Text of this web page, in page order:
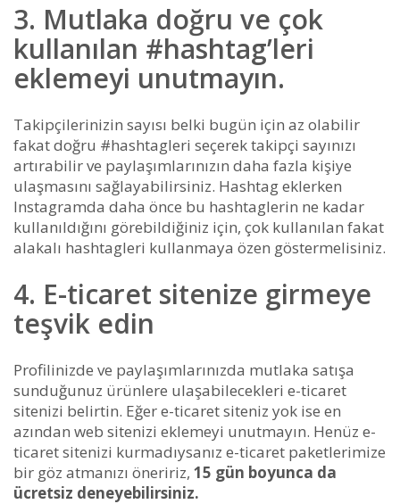
3. Mutlaka doğru ve çok
kullanılan #hashtag’leri
eklemeyi unutmayın.
Takipçilerinizin sayısı belki bugün için az olabilir
fakat doğru #hashtagleri seçerek takipçi sayınızı
artırabilir ve paylaşımlarınızın daha fazla kişiye
ulaşmasını sağlayabilirsiniz. Hashtag eklerken
Instagramda daha önce bu hashtaglerin ne kadar
kullanıldığını görebildiğiniz için, çok kullanılan fakat
alakalı hashtagleri kullanmaya özen göstermelisiniz.
4. E-ticaret sitenize girmeye
teşvik edin
Profilinizde ve paylaşımlarınızda mutlaka satışa
sunduğunuz ürünlere ulaşabilecekleri e-ticaret
sitenizi belirtin. Eğer e-ticaret siteniz yok ise en
azından web sitenizi eklemeyi unutmayın. Henüz e-
ticaret sitenizi kurmadıysanız e-ticaret paketlerimize
bir göz atmanızı öneririz, 15 gün boyunca da
ücretsiz deneyebilirsiniz.